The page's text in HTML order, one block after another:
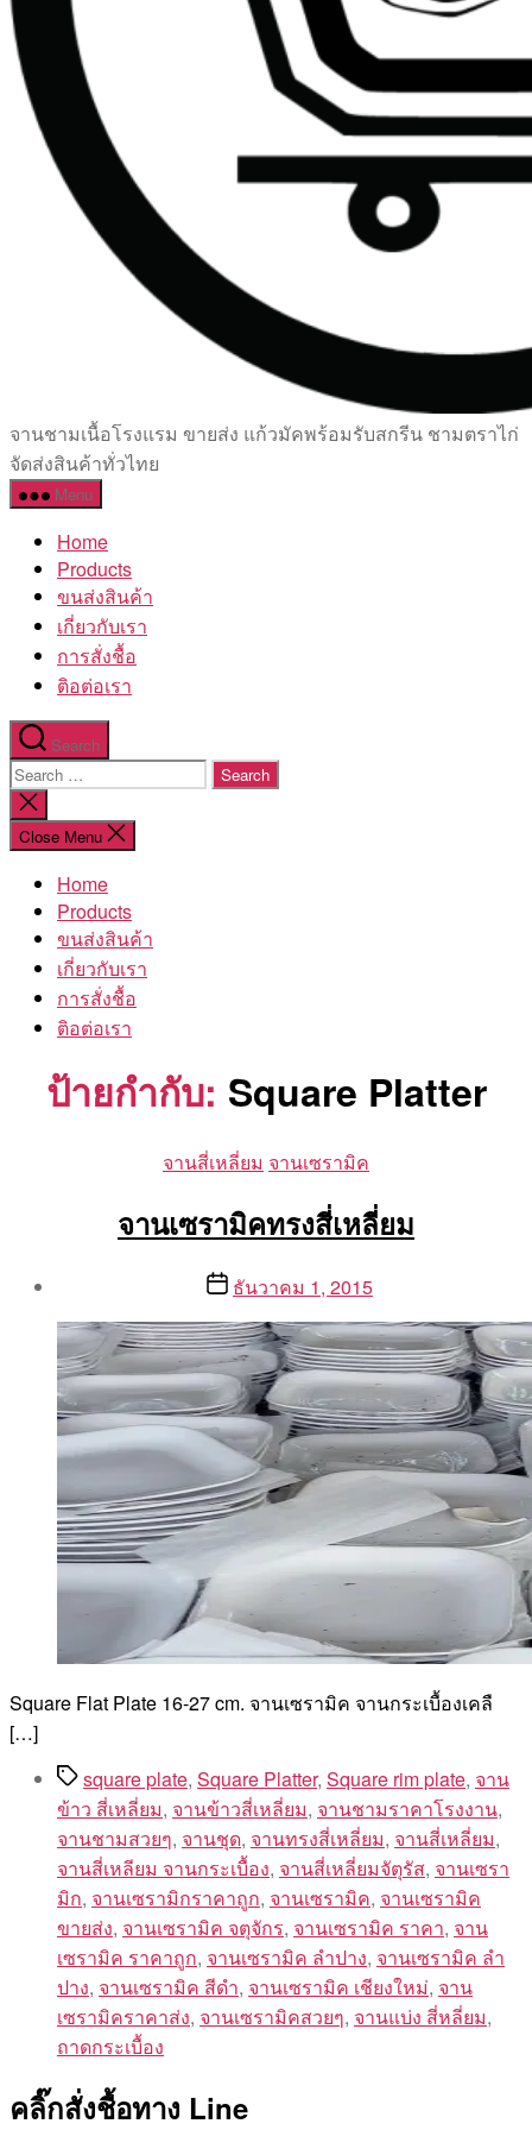
เซรามิค
ครบ
ครัน
โรงงาน
จานชามเนื้อโรงแรม ขายส่ง แก้วมัคพร้อมรับสกรีน ชามตราไก่
จัดส่งสินค้าทั่วไทย
Menu
Home
Products
ขนส่งสินค้า
เกี่ยวกับเรา
การสั่งชื้อ
ติอต่อเรา
Search
Search
for:
Close
search
Close Menu
Home
Products
ขนส่งสินค้า
เกี่ยวกับเรา
การสั่งชื้อ
ติอต่อเรา
ป้ายกำกับ: Square Platter
Categories
จานสี่เหลี่ยม จานเซรามิค
จานเซรามิคทรงสี่เหลี่ยม
By
Aea
Postธันวาคม 1, 2015
Square Flat Plate 16-27 cm. จานเซรามิค จานกระเบื้องเคลื
[…]
Tagssquare plate, Square Platter, Square rim plate, จาน
ข้าว สี่เหลี่ยม, จานข้าวสี่เหลี่ยม, จานชามราคาโรงงาน,
จานชามสวยๆ, จานชุด, จานทรงสี่เหลี่ยม, จานสี่เหลี่ยม,
จานสี่เหลียม จานกระเบื้อง, จานสี่เหลี่ยมจัตุรัส, จานเซรา
มิก, จานเซรามิกราคาถูก, จานเซรามิค, จานเซรามิค
ขายส่ง, จานเซรามิค จตุจักร, จานเซรามิค ราคา, จาน
เซรามิค ราคาถูก, จานเซรามิค ลำปาง, จานเซรามิค ลํา
ปาง, จานเซรามิค สีดำ, จานเซรามิค เชียงใหม่, จาน
เซรามิคราคาส่ง, จานเซรามิคสวยๆ, จานแบ่ง สี่หลี่ยม,
ถาดกระเบื้อง
คลิ๊กสั่งชื้อทาง Line